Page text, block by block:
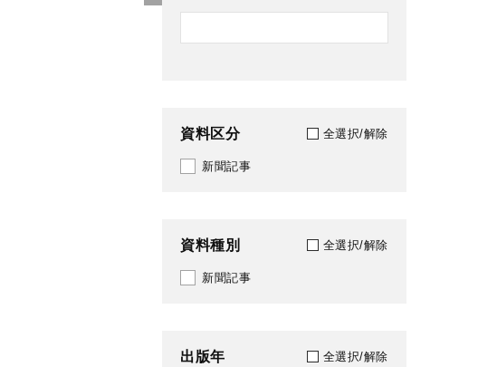
資料区分 全選択/解除
新聞記事
資料種別 全選択/解除
新聞記事
出版年 全選択/解除